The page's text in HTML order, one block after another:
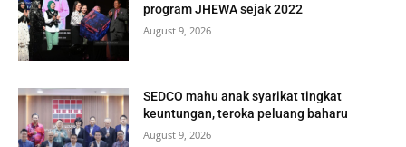
program JHEWA sejak 2022
August 9, 2026
SEDCO mahu anak syarikat tingkat
keuntungan, teroka peluang baharu
August 9, 2026